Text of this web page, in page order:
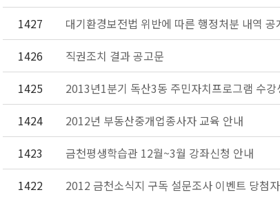
1427
대기환경보전법 위반에 따른 행정처분 내역 공
1426
직권조치 결과 공고문
1425
2013년1분기 독산3동 주민자치프로그램 수강
1424
2012년 부동산중개업종사자 교육 안내
1423
금천평생학습관 12월~3월 강좌신청 안내
1422
2012 금천소식지 구독 설문조사 이벤트 당첨